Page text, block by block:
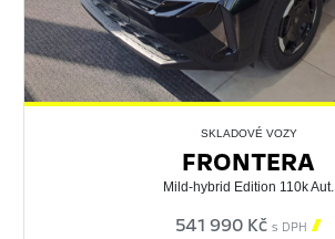
SKLADOVÉ VOZY
FRONTERA
Mild-hybrid Edition 110k Aut.
541 990 Kč s DPH 